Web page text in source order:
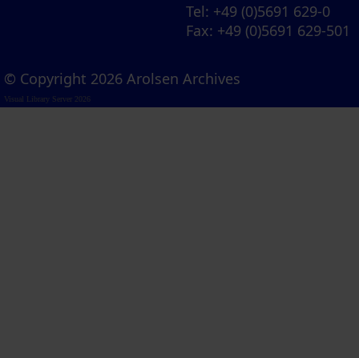
Tel: +49 (0)5691 629-0
Fax: +49 (0)5691 629-501
© Copyright 2026 Arolsen Archives
Visual Library Server 2026